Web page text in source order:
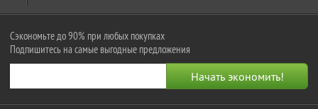
Сэкономьте до 90% при любых покупках
Подпишитесь на самые выгодные предложения